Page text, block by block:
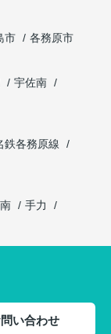
市
各務原市
宇佐南
鉄各務原線
手力
い合わせ